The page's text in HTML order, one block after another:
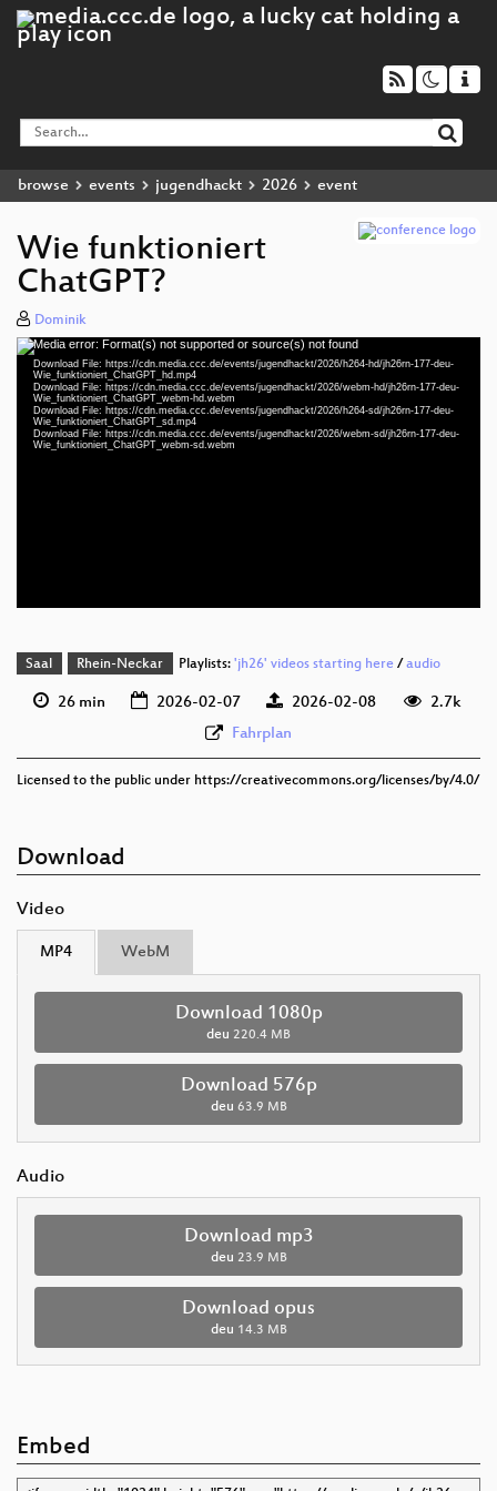
browse events jugendhackt 2026 event
Wie funktioniert
ChatGPT?
Dominik
Video
Player
Media error: Format(s) not supported or source(s) not found
Download File: https://cdn.media.ccc.de/events/jugendhackt/2026/h264-hd/jh26rn-177-deu-
Wie_funktioniert_ChatGPT_hd.mp4
Download File: https://cdn.media.ccc.de/events/jugendhackt/2026/webm-hd/jh26rn-177-deu-
Wie_funktioniert_ChatGPT_webm-hd.webm
Download File: https://cdn.media.ccc.de/events/jugendhackt/2026/h264-sd/jh26rn-177-deu-
Wie_funktioniert_ChatGPT_sd.mp4
Download File: https://cdn.media.ccc.de/events/jugendhackt/2026/webm-sd/jh26rn-177-deu-
Wie_funktioniert_ChatGPT_webm-sd.webm
Saal Rhein-Neckar Playlists: 'jh26' videos starting here/ audio
26 min 2026-02-07 2026-02-08
2.7k
Fahrplan
Licensed to the public under https://creativecommons.org/licenses/by/4.0/
Download
Video
MP4 WebM
Download 1080p
deu 220.4 MB
Download 576p
deu 63.9 MB
Audio
Download mp3
deu 23.9 MB
Download opus
deu 14.3 MB
Embed